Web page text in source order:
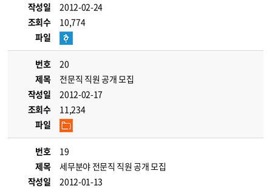
작성일
2012-02-24
조회수
10,774
파일
번호
20
제목
전문직 직원 공개 모집
작성일
2012-02-17
조회수
11,234
파일
번호
19
제목
세무분야 전문직 직원 공개 모집
작성일
2012-01-13